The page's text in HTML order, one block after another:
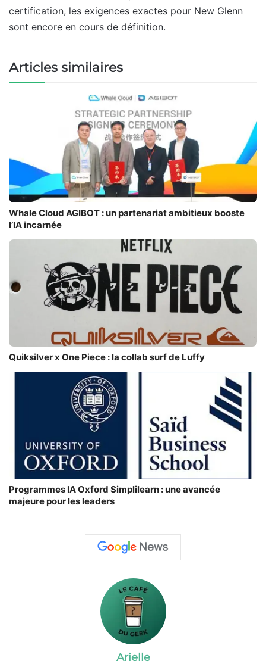
certification, les exigences exactes pour New Glenn
sont encore en cours de définition.
Articles similaires
Whale Cloud AGIBOT : un partenariat ambitieux booste
l’IA incarnée
Quiksilver x One Piece : la collab surf de Luffy
Programmes IA Oxford Simplilearn : une avancée
majeure pour les leaders
Arielle